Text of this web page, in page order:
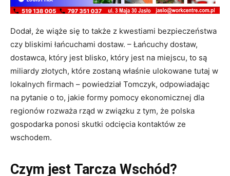
Dodał, że wiąże się to także z kwestiami bezpieczeństwa
czy bliskimi łańcuchami dostaw. – Łańcuchy dostaw,
dostawca, który jest blisko, który jest na miejscu, to są
miliardy złotych, które zostaną właśnie ulokowane tutaj w
lokalnych firmach – powiedział Tomczyk, odpowiadając
na pytanie o to, jakie formy pomocy ekonomicznej dla
regionów rozważa rząd w związku z tym, że polska
gospodarka ponosi skutki odcięcia kontaktów ze
wschodem.
Czym jest Tarcza Wschód?